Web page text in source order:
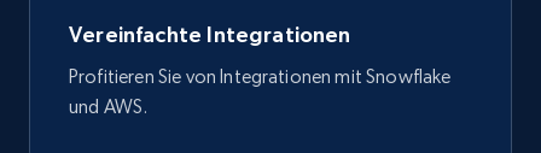
Mouser - Products
Product url, Category url, Mouser part num, Mfr
part number, Manufacturer, Image, Image high,
Vereinfachte Integrationen
Profitieren Sie von Integrationen mit Snowflake
und AWS.